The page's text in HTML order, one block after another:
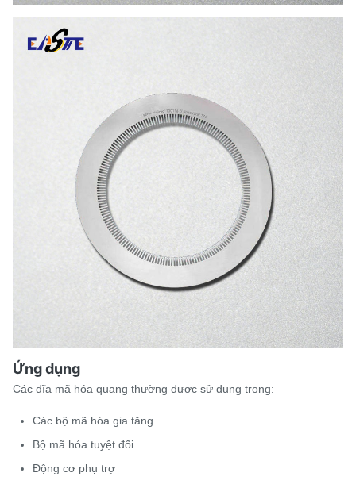
Ứng dụng
Các đĩa mã hóa quang thường được sử dụng trong:
Các bộ mã hóa gia tăng
Bộ mã hóa tuyệt đối
Động cơ phụ trợ